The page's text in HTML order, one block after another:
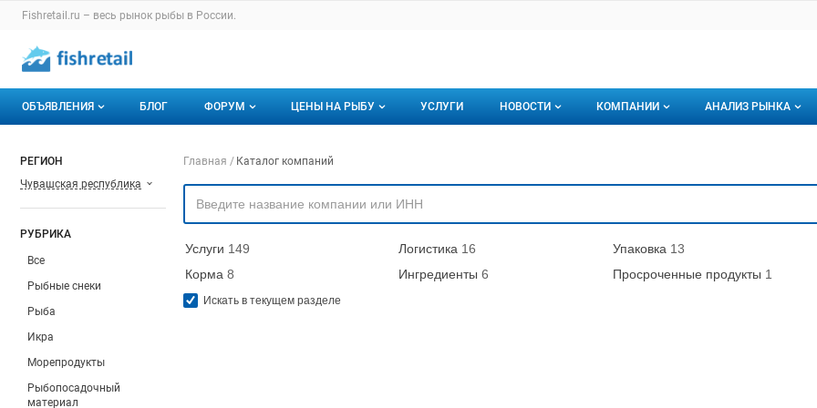
Раздел навигации по сайту fishretail.ru
Fishretail.ru – весь рынок рыбы в России.
Авторизация и меню пользователя
Навигация по разделам сайта fishretail.ru
ОБЪЯВЛЕНИЯ
Горячее предложение
БЛОГ ФОРУМ
Избранные
С моим участием
ЦЕНЫ НА РЫБУ
Актуальные мониторинги
Динамика цен
УСЛУГИ НОВОСТИ КОМПАНИИ
О каталоге компаний
Премиум размещение
АНАЛИЗ РЫНКА
Подписаться на
РЕГИОН
Чувашская республика
РУБРИКА
Все
Рыбные снеки
Рыба
Икра
Морепродукты
Рыбопосадочный
материал
Навигация по компаниям
Главная Каталог компаний
Услуги 149 Логистика 16 Упаковка 13
Корма 8 Ингредиенты 6 Просроченные продукты 1
Искать в текущем разделе